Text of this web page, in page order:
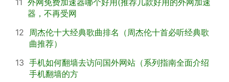
器，不再受网
12
周杰伦十大经典歌曲排名（周杰伦十首必听经典歌
曲推荐）
13 手机如何翻墙去访问国外网站（系列指南全面介绍
手机翻墙的方